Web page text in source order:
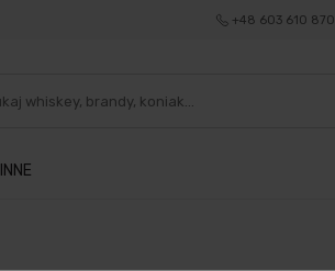
+48 603 610 870
INNE